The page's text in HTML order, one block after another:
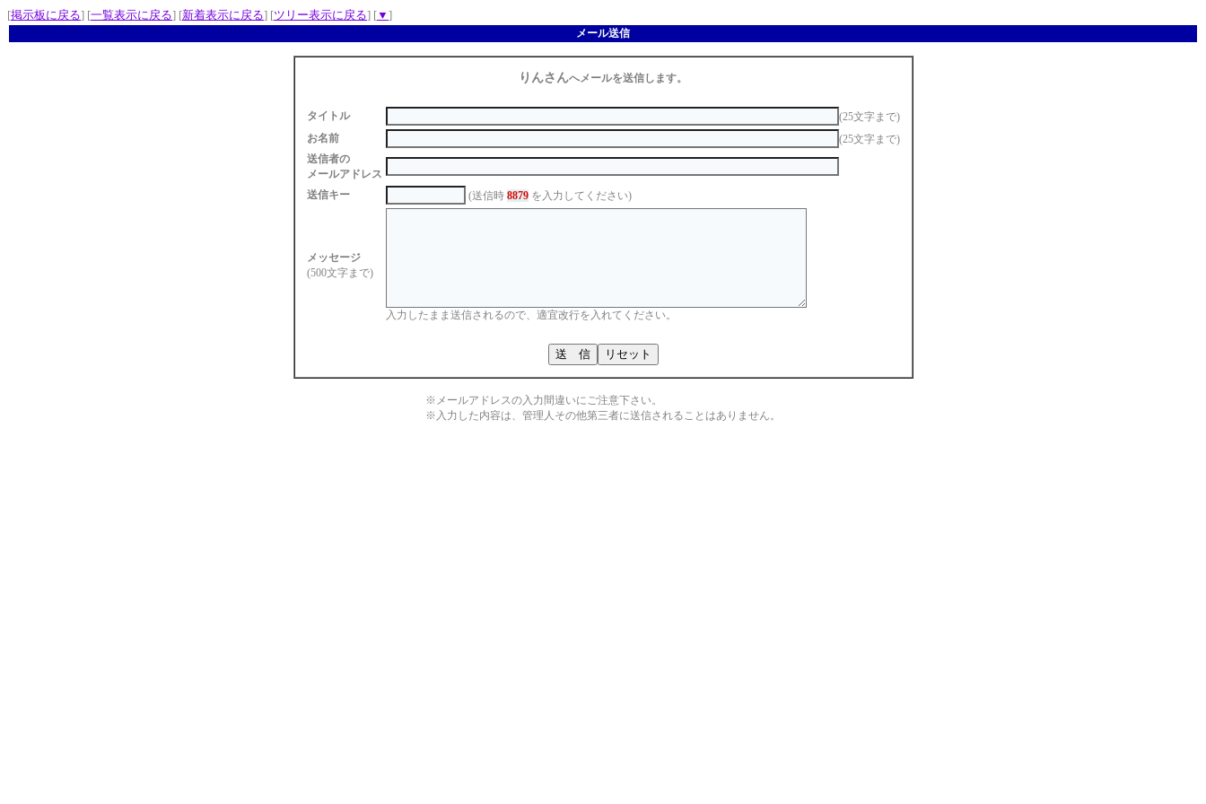
[掲示板に戻る] [一覧表示に戻る] [新着表示に戻る] [ツリー表示に戻る] [▼ ]
メール送信
りんさんへメールを送信します。
タイトル
(25文字まで)
お名前
(25文字まで)
送信者の
メールアドレス
送信キー
(送信時 8879を入力してください)
メッセージ
(500文字まで)
入力したまま送信されるので、適宜改行を入れてください。
※メールアドレスの入力間違いにご注意下さい。
※入力した内容は、管理人その他第三者に送信されることはありません。